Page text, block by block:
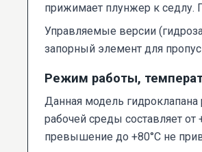
прижимает плунжер к седлу.
Управляемые версии
запорный элемент для
Режим работы,
Данная модель
рабочей среды составляет
превышение до +80°C не